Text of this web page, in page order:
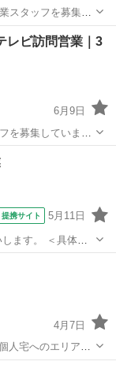
スタッフを募集し
レビ訪問営業｜3
6月9日
を募集していま
在籍していま
提携サイト 5月11日
＜具体的
社員が同行して
4月7日
人宅へのエリア営
業が基本です。 詳しい話は面談時にいたします。 完全週休2日制